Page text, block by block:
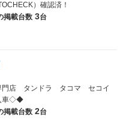
）確認済！
掲載台数 3台
店 タンドラ タコマ セコイ
車◇◆
掲載台数 2台